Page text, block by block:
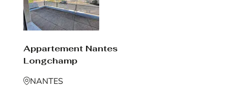
Appartement Nantes
Longchamp
NANTES